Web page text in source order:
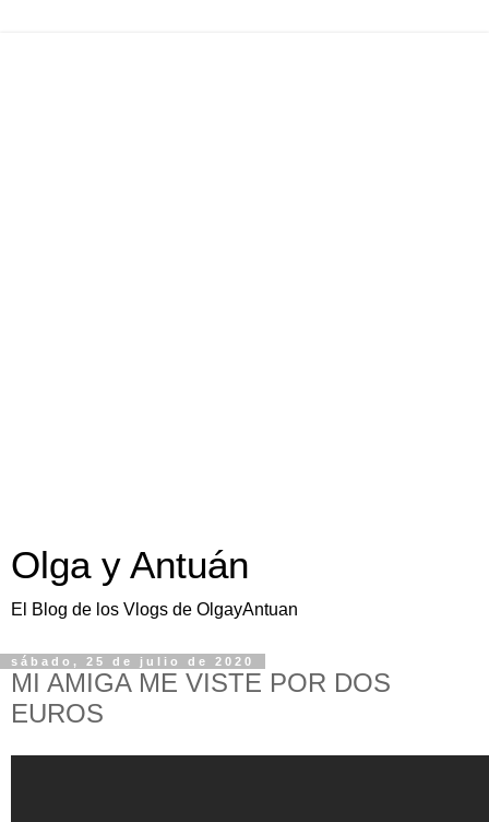
Olga y Antuán
El Blog de los Vlogs de OlgayAntuan
sábado, 25 de julio de 2020
MI AMIGA ME VISTE POR DOS
EUROS